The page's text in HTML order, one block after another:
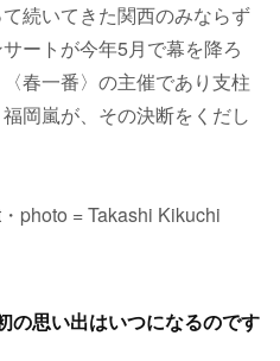
続いてきた関西のみならず
ートが今年5月で幕を降ろ
春一番〉の主催であり支柱
岡嵐が、その決断をくだし
photo = Takashi Kikuchi
の思い出はいつになるのです